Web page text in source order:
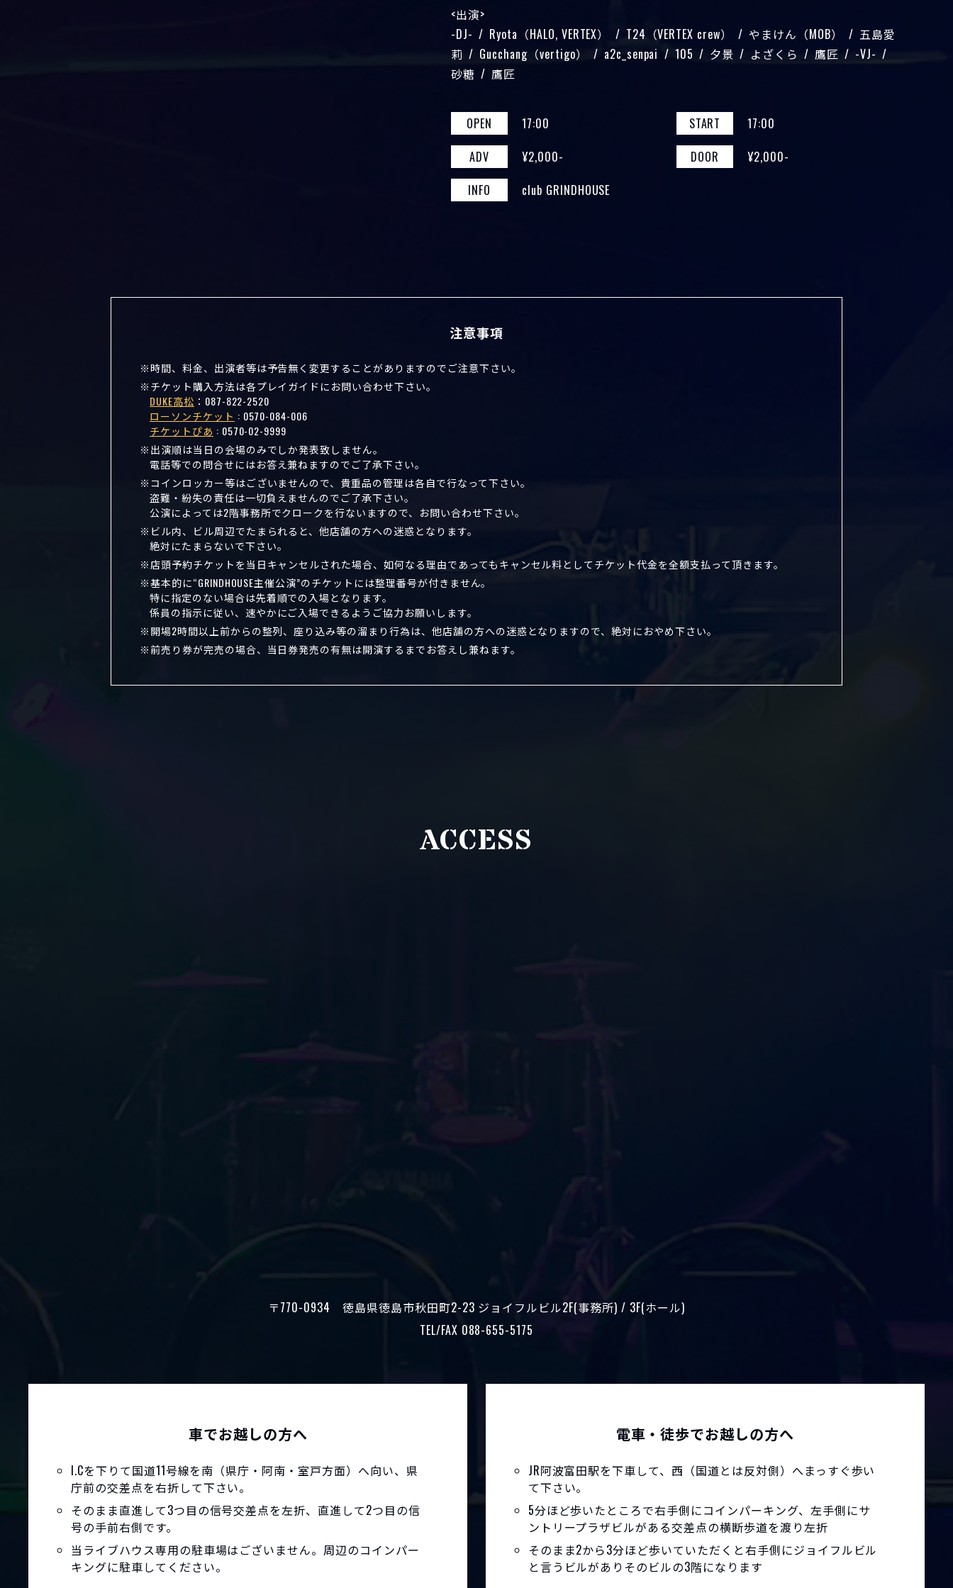
出演
-DJ-
Ryota（HALO, VERTEX） T24（VERTEX crew） やまけん（MOB）
五島愛
莉
Gucchang（vertigo） a2c_senpai 105 夕景 よざくら 鷹匠
-VJ-
砂糖
鷹匠
OPEN 17:00 START
17:00
ADV
¥2,000- DOOR
¥2,000-
INFO
club GRINDHOUSE
注意事項
時間、料金、出演者等は予告無く変更することがありますのでご注意下さい。
チケット購入方法は各プレイガイドにお問い合わせ下さい。
DUKE高松 ： 087-822-2520
ローソンチケット : 0570-084-006
チケットぴあ : 0570-02-9999
出演順は当日の会場のみでしか発表致しません。
電話等での問合せにはお答え兼ねますのでご了承下さい。
コインロッカー等はございませんので、貴重品の管理は各自で行なって下さい。
盗難・紛失の責任は一切負えませんのでご了承下さい。
公演によっては2階事務所でクロークを行ないますので、お問い合わせ下さい。
ビル内、ビル周辺でたまられると、他店舗の方への迷惑となります。
絶対にたまらないで下さい。
店頭予約チケットを当日キャンセルされた場合、如何なる理由であってもキャンセル料としてチケット代金を全額支払って頂きます。
基本的に“GRINDHOUSE主催公演”のチケットには整理番号が付きません。
特に指定のない場合は先着順での入場となります。
係員の指示に従い、速やかにご入場できるようご協力お願いします。
開場2時間以上前からの整列、座り込み等の溜まり行為は、他店舗の方への迷惑となりますので、絶対におやめ下さい。
前売り券が完売の場合、当日券発売の有無は開演するまでお答えし兼ねます。
ACCESS
〒770-0934 徳島県徳島市秋田町2-23 ジョイフルビル2F(事務所) / 3F(ホール)
TEL/FAX 088-655-5175
車でお越しの方へ
I.Cを下りて国道11号線を南（県庁・阿南・室戸方面）へ向い、県
庁前の交差点を右折して下さい。
そのまま直進して3つ目の信号交差点を左折、直進して2つ目の信
号の手前右側です。
当ライブハウス専用の駐車場はございません。周辺のコインパー
キングに駐車してください。
電車・徒歩でお越しの方へ
JR阿波富田駅を下車して、西（国道とは反対側）へまっすぐ歩い
て下さい。
5分ほど歩いたところで右手側にコインパーキング、左手側にサ
ントリープラザビルがある交差点の横断歩道を渡り左折
そのまま2から3分ほど歩いていただくと右手側にジョイフルビル
と言うビルがありそのビルの3階になります